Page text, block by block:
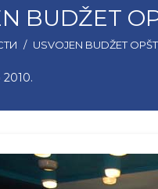
BUDŽET
/ USVOJEN BUDŽET